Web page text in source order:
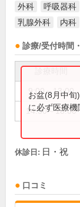
外科 呼吸器科
乳腺外科
内科
診療/受付時間
9:00～13:00
14:30～18:00
お盆(8月中旬
に必ず医療機
休診日: 日・祝
口コミ